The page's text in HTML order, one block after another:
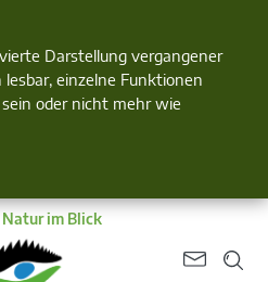
Darstellung vergangener
einzelne Funktionen
oder nicht mehr wie
Natur im Blick